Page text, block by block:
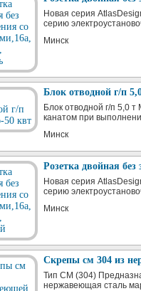
Новая серия
серию
Минск
Блок отводной г/п
Блок отводной г/п 5,0
канатом при
Минск
Розетка двойная
Новая серия
серию
Минск
Скрепы см 304 из
Тип СМ (304)
нержавеющая сталь